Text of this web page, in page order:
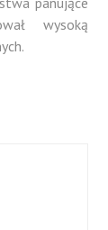
wysoką